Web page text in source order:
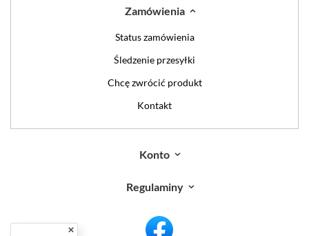
Zamówienia
Status zamówienia
Śledzenie przesyłki
Chcę zwrócić produkt
Kontakt
Konto
Regulaminy